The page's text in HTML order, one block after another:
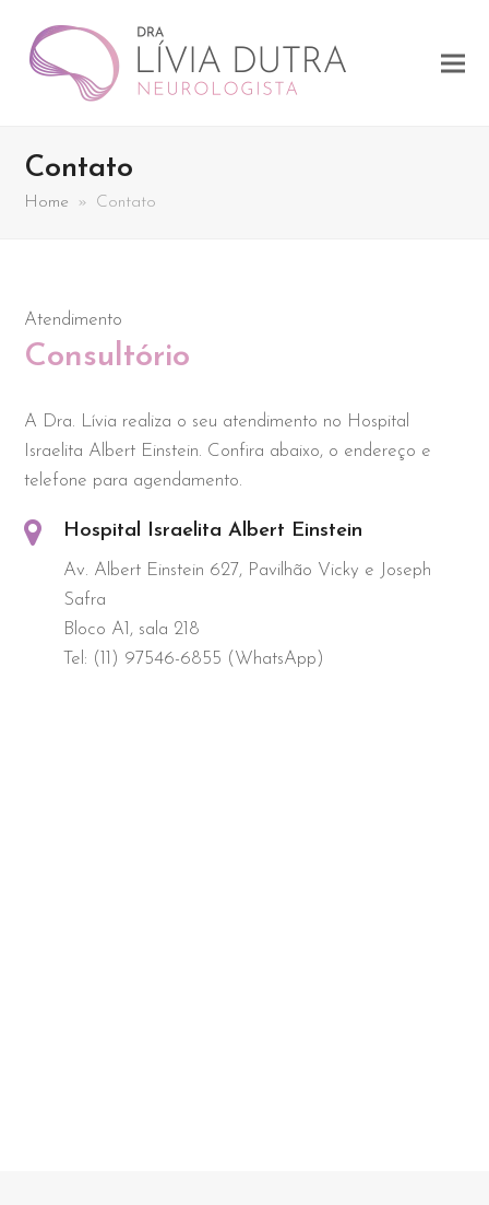
Contato
Home » Contato
Atendimento
Consultório
A Dra. Lívia realiza o seu atendimento no Hospital
Israelita Albert Einstein. Confira abaixo, o endereço e
telefone para agendamento.
Hospital Israelita Albert Einstein
Av. Albert Einstein 627, Pavilhão Vicky e Joseph
Safra
Bloco A1, sala 218
Tel: (11) 97546-6855 (WhatsApp)